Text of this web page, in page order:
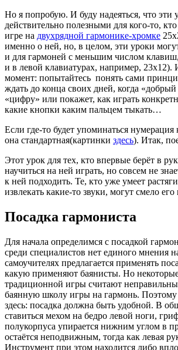
Но я попробую. И буду надеяться, что эти
действительно полезными для кого-то,
игре на двухрядной гармонике-хромке
именно о ней, но, в целом, эти уроки
и для гармоней с меньшим числом
и в левой клавиатурах, например,
момент: попытайтесь понять сами
ждать до конца своих дней, когда
«цифру» или покажет, как играть
какие кнопки каким пальцем тыкать…
Если где-то будет упоминаться нумерация
она стандартная(картинки здесь). Итак,
Этот урок для тех, кто впервые берёт в
научиться на ней играть, но совсем не
к ней подходить. Те, кто уже умеет
извлекать какие-то звуки, могут смело его
Посадка гармониста
Для начала определимся с посадкой
среди специалистов нет единого мнения
самоучителях предлагается применять
какую применяют баянисты. Но
традиционной игры считают
баянную школу игры на гармонь.
здесь: посадка должна быть удобной. В
ставиться мехом на бедро левой ноги,
полукорпуса упирается нижним углом в
остаётся неподвижным, тогда как левая
Инструмент при этом находится либо